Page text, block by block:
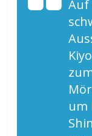
Auf
um